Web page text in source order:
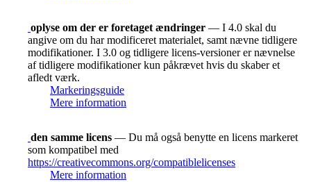
oplyse om der er foretaget ændringer — I 4.0 skal du
angive om du har modificeret materialet, samt nævne tidligere
modifikationer. I 3.0 og tidligere licens-versioner er nævnelse
af tidligere modifikationer kun påkrævet hvis du skaber et
afledt værk.
Markeringsguide
Mere information
den samme licens — Du må også benytte en licens markeret
som kompatibel med
https://creativecommons.org/compatiblelicenses
Mere information